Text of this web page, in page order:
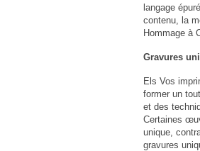
langage
contenu, la
Hommage à
Gravures
Els Vos
former un
et des
Certaines
unique,
gravures